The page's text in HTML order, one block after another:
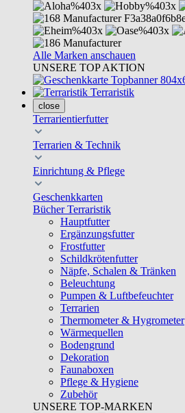
Alle Marken anschauen
UNSERE TOP AKTION
Terraristik
close
Terrarientierfutter
Terrarien & Technik
Einrichtung & Pflege
Geschenkkarten
Bücher Terraristik
Hauptfutter
Ergänzungsfutter
Frostfutter
Schildkrötenfutter
Näpfe, Schalen & Tränken
Beleuchtung
Pumpen & Luftbefeuchter
Terrarien
Thermometer & Hygrometer
Wärmequellen
Bodengrund
Dekoration
Faunaboxen
Pflege & Hygiene
Zubehör
UNSERE TOP-MARKEN